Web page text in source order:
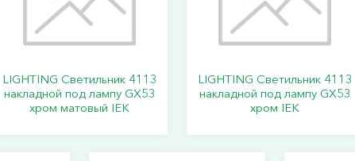
LIGHTING Светильник 4113
накладной под лампу GX53
хром матовый IEK
LIGHTING Светильник 4113
накладной под лампу GX53
хром IEK